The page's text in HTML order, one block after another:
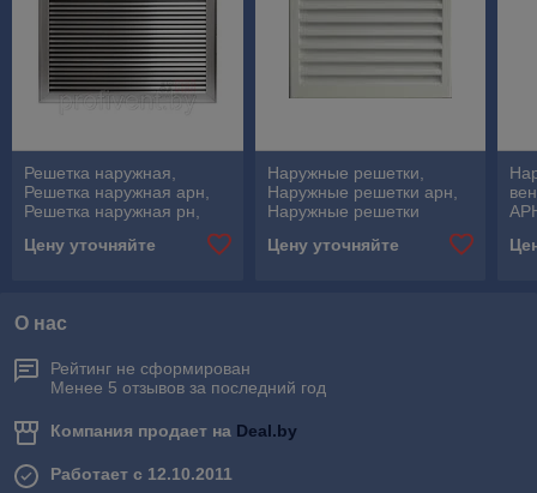
Решетка наружная,
Решетка наружная арн,
Решетка наружная рн,
вентиляционная, Решетки
Цену уточняйте
Наружные решетки,
Наружные решетки арн,
Наружные решетки
решетки арн арктос,
Цену уточняйте
О нас
Рейтинг не сформирован
Менее 5 отзывов за последний год
Компания продает на Deal.by
Работает с 12.10.2011